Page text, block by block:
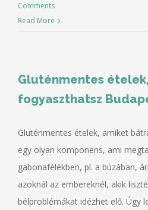
Comments
Read More
Gluténmentes
fogyaszthatsz
Gluténmentes ételek, amiket
egy olyan komponens, ami
gabonafélékben, pl. a búzában,
azoknál az embereknél, akik
bélproblémákat idézhet elő. Úgy